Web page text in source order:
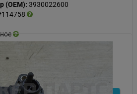
(OEM): 3930022600
1 000